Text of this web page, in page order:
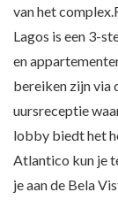
van het
Lagos is een 3-
en
bereiken zijn via
uursreceptie
lobby biedt het
Atlantico kun je
je aan de Bela